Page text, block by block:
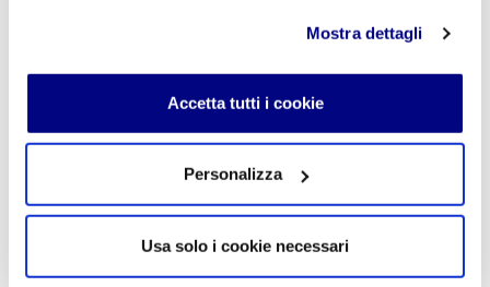
Mostra dettagli
Accetta tutti i cookie
Personalizza
Usa solo i cookie necessari
guidare dentro un mondo in cui storia, arte e società si
Novecento.
« Indietro